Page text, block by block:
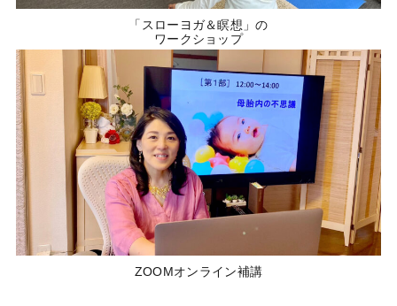
「スローヨガ＆瞑想」の
ワークショップ
ZOOMオンライン補講